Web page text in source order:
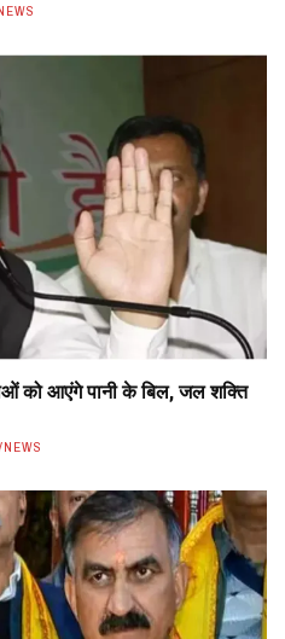
को आएंगे पानी के बिल, जल शक्ति